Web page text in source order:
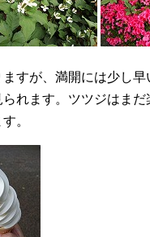
すが、満開には少し
れます。ツツジはま
。